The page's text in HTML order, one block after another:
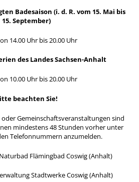
Badesaison (i. d. R. vom 15. Mai bis
15. September)
14.00 Uhr bis 20.00 Uhr
des Landes Sachsen-Anhalt
10.00 Uhr bis 20.00 Uhr
beachten Sie!
oder Gemeinschaftsveranstaltungen sind
mindestens 48 Stunden vorher unter
Telefonnummern anzumelden.
Flämingbad Coswig (Anhalt)
Stadtwerke Coswig (Anhalt)